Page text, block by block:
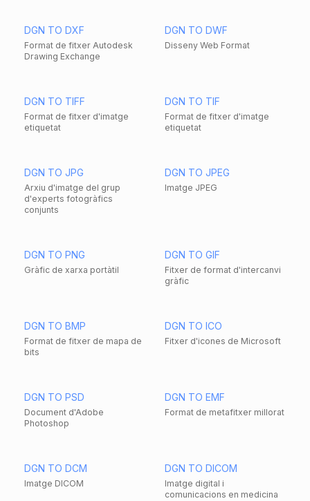
DGN TO DXF
Format de fitxer Autodesk
Drawing Exchange
DGN TO DWF
Disseny Web Format
DGN TO TIFF
Format de fitxer d'imatge
etiquetat
DGN TO TIF
Format de fitxer d'imatge
etiquetat
DGN TO JPG
Arxiu d'imatge del grup
d'experts fotogràfics
conjunts
DGN TO JPEG
Imatge JPEG
DGN TO PNG
Gràfic de xarxa portàtil
DGN TO GIF
Fitxer de format d'intercanvi
gràfic
DGN TO BMP
Format de fitxer de mapa de
bits
DGN TO ICO
Fitxer d'icones de Microsoft
DGN TO PSD
Document d'Adobe
Photoshop
DGN TO EMF
Format de metafitxer millorat
DGN TO DCM
Imatge DICOM
DGN TO DICOM
Imatge digital i
comunicacions en medicina